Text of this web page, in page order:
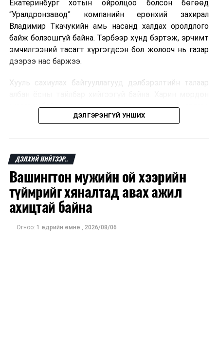
Екатеринбург хотын ойролцоо болсон бөгөөд
“Уралдронзавод” компанийн ерөнхий захирал
Владимир Ткачукийн амь насанд халдах оролдлого
байж болзошгүй байна. Тэрбээр хүнд бэртэж, эрчимт
эмчилгээний тасагт хүргэгдсэн бол жолооч нь газар
дээрээ нас баржээ.
Хууль сахиулах байгууллагууд дэлбэрэлтийн талаар
шалгах байгууллага олон нийтэд аюултай аргаар
хүний амь насанд халдахыг завдсан гэх үндэслэлээр
мэдээлжээ.
“Уралдронзавод” компани 2023 онд Екатеринбург
хотод байгуулагдсан бөгөөд нисгэгчгүй нисэх
төхөөрөмж үйлдвэрлэдэг аж. Тус компанийн 2025
оны орлого 6.2 тэрбум рубль, цэвэр ашиг нь 1.9
тэрбум рубльд хүрсэн гэж РБК мэдээлсэн байна.
Одоогоор дэлбэрэлтийн шалтгаан, хэрэгт холбоотой
ДЭЛГЭРЭНГҮЙ УНШИХ
ДЭЛХИЙ НИЙТЭЭР..
Вашингтон мужийн ой хээрийн
түймрийг хяналтад авах ажил
ахицтай байна
Огноо: 1 өдрийн өмнө , 2026/08/06